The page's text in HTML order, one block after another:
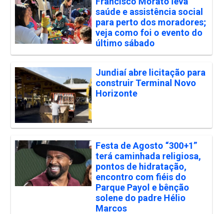
saúde e assistência social
para perto dos moradores;
veja como foi o evento do
último sábado
Jundiaí abre licitação para
construir Terminal Novo
Horizonte
Festa de Agosto “300+1”
terá caminhada religiosa,
pontos de hidratação,
encontro com fiéis do
Parque Payol e bênção
solene do padre Hélio
Marcos